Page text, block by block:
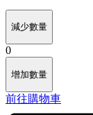
減少數量
0
增加數量
前往購物車